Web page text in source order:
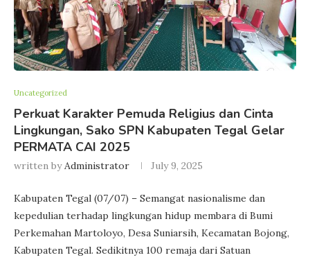
Uncategorized
Perkuat Karakter Pemuda Religius dan Cinta
Lingkungan, Sako SPN Kabupaten Tegal Gelar
PERMATA CAI 2025
written byAdministrator July 9, 2025
Kabupaten Tegal (07/07) – Semangat nasionalisme dan
kepedulian terhadap lingkungan hidup membara di Bumi
Perkemahan Martoloyo, Desa Suniarsih, Kecamatan Bojong,
Kabupaten Tegal. Sedikitnya 100 remaja dari Satuan